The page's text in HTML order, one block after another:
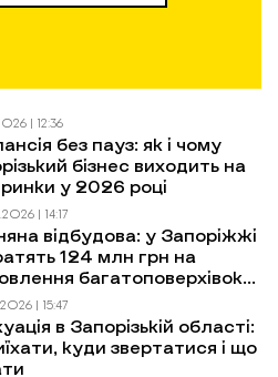
| 12:36
без пауз: як і чому
бізнес виходить на
ринки у 2026 році
| 14:17
відбудова: у Запоріжжі
124 млн грн на
багатоповерхівок
обстрілів
| 15:47
в Запорізькій області:
куди звертатися і що